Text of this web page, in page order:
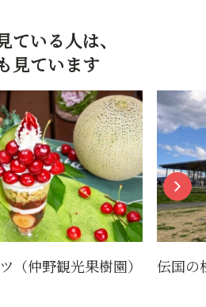
ている人は、
見ています
（仲野観光果樹園） 伝国の